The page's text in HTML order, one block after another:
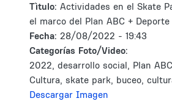
Tìtulo: Actividades en el Skate
el marco del Plan ABC +
Fecha: 28/08/2022 - 19:43
Categorías Foto/Video:
2022, desarrollo social, Plan
Cultura, skate park, buceo,
Descargar Imagen